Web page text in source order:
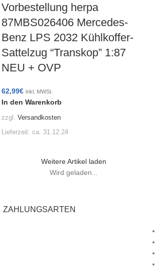
Vorbestellung herpa
87MBS026406 Mercedes-
Benz LPS 2032 Kühlkoffer-
Sattelzug “Transkop” 1:87
NEU + OVP
62,99€ inkl. MWSt.
In den Warenkorb
zzgl. Versandkosten
Lieferzeit: ca. 31.12.24
Weitere Artikel laden
Wird geladen...
ZAHLUNGSARTEN